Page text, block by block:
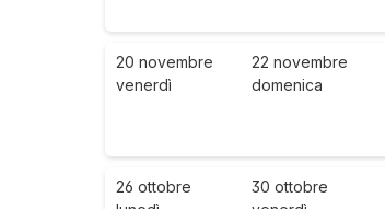
20 novembre
venerdì
22 novembre
domenica
26 ottobre
30 ottobre